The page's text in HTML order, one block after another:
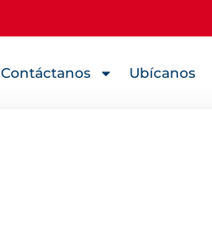
Contáctanos Ubícanos